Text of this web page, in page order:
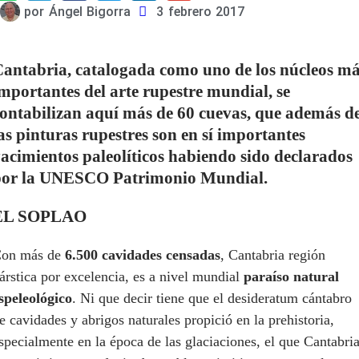
por Ángel Bigorra 3 febrero 2017
catalogada como uno de los núcleos
del arte rupestre mundial, se
aquí más de 60 cuevas, que además
pinturas rupestres son en sí importantes
paleolíticos habiendo sido declarados
la UNESCO Patrimonio Mundial.
SOPLAO
más de 6.500 cavidades censadas, Cantabria región
por excelencia, es a nivel mundial paraíso natural
. Ni que decir tiene que el desideratum cántabro
cavidades y abrigos naturales propició en la prehistoria,
en la época de las glaciaciones, el que Cantabria